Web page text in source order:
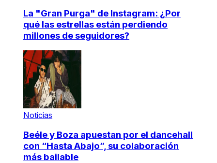
La "Gran Purga" de Instagram: ¿Por
qué las estrellas están perdiendo
millones de seguidores?
Noticias
Beéle y Boza apuestan por el dancehall
con “Hasta Abajo”, su colaboración
más bailable